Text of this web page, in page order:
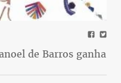
de Barros ganha